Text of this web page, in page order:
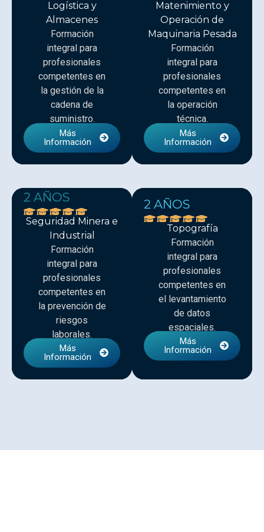
Logística y
Almacenes
Formación
integral para
profesionales
competentes en
la gestión de la
cadena de
suministro.
Más
Información
Matenimiento y
Operación de
Maquinaria Pesada
Formación
integral para
profesionales
competentes en
la operación
técnica.
Más
Información
2 AÑOS
Seguridad Minera e
Industrial
Formación
integral para
profesionales
competentes en
la prevención de
riesgos
laborales.
Más
Información
2 AÑOS
Topografía
Formación
integral para
profesionales
competentes en
el levantamiento
de datos
espaciales.
Más
Información